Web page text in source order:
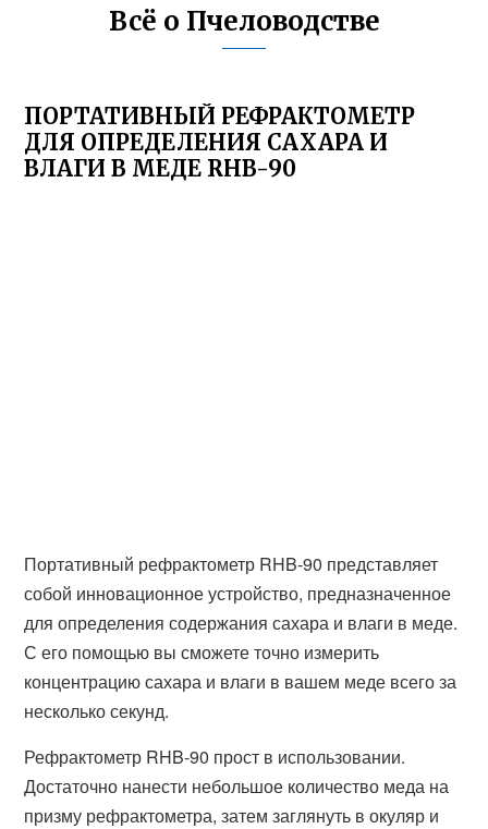
Всё о Пчеловодстве
ПОРТАТИВНЫЙ РЕФРАКТОМЕТР
ДЛЯ ОПРЕДЕЛЕНИЯ САХАРА И
ВЛАГИ В МЕДЕ RHB-90
Портативный рефрактометр RHB-90 представляет
собой инновационное устройство, предназначенное
для определения содержания сахара и влаги в меде.
С его помощью вы сможете точно измерить
концентрацию сахара и влаги в вашем меде всего за
несколько секунд.
Рефрактометр RHB-90 прост в использовании.
Достаточно нанести небольшое количество меда на
призму рефрактометра, затем заглянуть в окуляр и